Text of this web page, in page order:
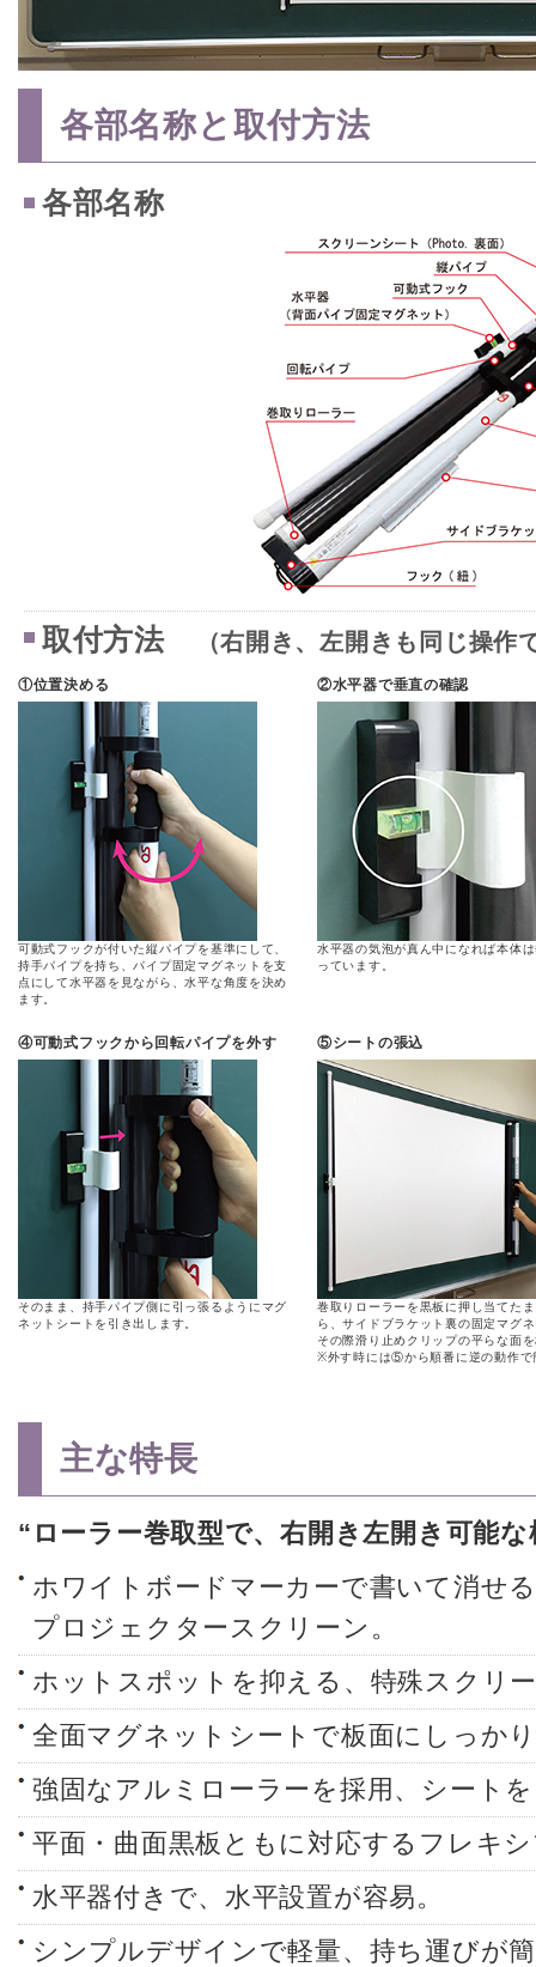
各部名称と取付方法
各部名称
取付方法 （右開き、左開きも同じ操作
①位置決める
可動式フックが付いた縦パイプを基準にして、
持手パイプを持ち、パイプ固定マグネットを支
点にして水平器を見ながら、水平な角度を決め
ます。
②水平器で垂直の確認
水平器の気泡が真ん中になれば本体
っています。
④可動式フックから回転パイプを外す
そのまま、持手パイプ側に引っ張るようにマグ
ネットシートを引き出します。
⑤シートの張込
巻取りローラーを黒板に押し当てた
ら、サイドブラケット裏の固定マグ
その際滑り止めクリップの平らな面
※外す時には⑤から順番に逆の動作で
主な特長
“ローラー巻取型で、右開き左開き可能な
ホワイトボードマーカーで書いて消せ
プロジェクタースクリーン。
ホットスポットを抑える、特殊スクリ
全面マグネットシートで板面にしっか
強固なアルミローラーを採用、シート
平面・曲面黒板ともに対応するフレキ
水平器付きで、水平設置が容易。
シンプルデザインで軽量、持ち運びが